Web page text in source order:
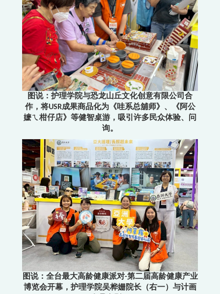
图说：护理学院与恐龙山丘文化创意有限公司合
作，将USR成果商品化为《哇系总舖师》、《阿公
嬷ㄟ柑仔店》等健智桌游，吸引许多民众体验、问
询。
图说：全台最大高龄健康派对-第二届高龄健康产业
博览会开幕，护理学院吴桦姗院长（右一）与计画